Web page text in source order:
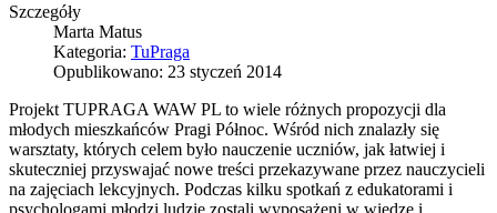
Szczegóły
Marta Matus
Kategoria: TuPraga
Opublikowano: 23 styczeń 2014
Projekt TUPRAGA WAW PL to wiele różnych propozycji dla
młodych mieszkańców Pragi Północ. Wśród nich znalazły się
warsztaty, których celem było nauczenie uczniów, jak łatwiej i
skuteczniej przyswajać nowe treści przekazywane przez nauczycieli
na zajęciach lekcyjnych. Podczas kilku spotkań z edukatorami i
psychologami młodzi ludzie zostali wyposażeni w wiedzę i